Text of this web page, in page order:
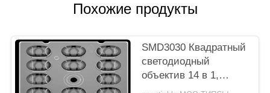
ПОЛИТИКА
УЕДИНЕНИЯ
Похожие продукты
SMD3030 Квадратный
светодиодный
объектив 14 в 1,
защищающий глаза